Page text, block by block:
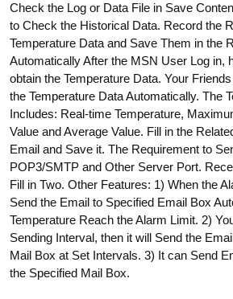
Check the Log or Data File in Save
to Check the Historical Data. Record the
Temperature Data and Save Them in the
Automatically After the MSN User Log in,
obtain the Temperature Data. Your
the Temperature Data Automatically. The
Includes: Real-time Temperature,
Value and Average Value. Fill in the
Email and Save it. The Requirement to
POP3/SMTP and Other Server Port.
Fill in Two. Other Features: 1) When the
Send the Email to Specified Email Box
Temperature Reach the Alarm Limit. 2)
Sending Interval, then it will Send the
Mail Box at Set Intervals. 3) It can Send
the Specified Mail Box.